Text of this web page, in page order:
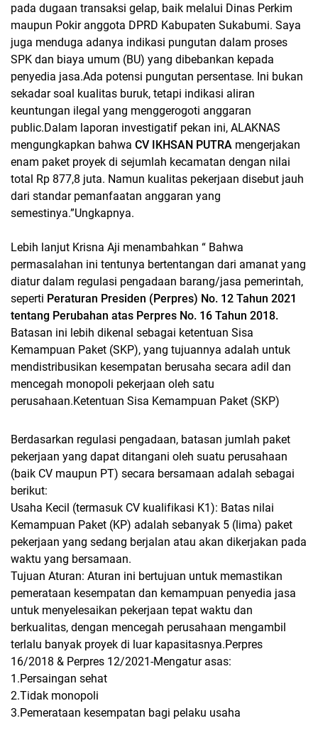
pada dugaan transaksi gelap, baik melalui Dinas Perkim
maupun Pokir anggota DPRD Kabupaten Sukabumi. Saya
juga menduga adanya indikasi pungutan dalam proses
SPK dan biaya umum (BU) yang dibebankan kepada
penyedia jasa.Ada potensi pungutan persentase. Ini bukan
sekadar soal kualitas buruk, tetapi indikasi aliran
keuntungan ilegal yang menggerogoti anggaran
public.Dalam laporan investigatif pekan ini, ALAKNAS
mengungkapkan bahwa CV IKHSAN PUTRA mengerjakan
enam paket proyek di sejumlah kecamatan dengan nilai
total Rp 877,8 juta. Namun kualitas pekerjaan disebut jauh
dari standar pemanfaatan anggaran yang
semestinya.”Ungkapnya.
Lebih lanjut Krisna Aji menambahkan “ Bahwa
permasalahan ini tentunya bertentangan dari amanat yang
diatur dalam regulasi pengadaan barang/jasa pemerintah,
seperti Peraturan Presiden (Perpres) No. 12 Tahun 2021
tentang Perubahan atas Perpres No. 16 Tahun 2018.
Batasan ini lebih dikenal sebagai ketentuan Sisa
Kemampuan Paket (SKP), yang tujuannya adalah untuk
mendistribusikan kesempatan berusaha secara adil dan
mencegah monopoli pekerjaan oleh satu
perusahaan.Ketentuan Sisa Kemampuan Paket (SKP)
Berdasarkan regulasi pengadaan, batasan jumlah paket
pekerjaan yang dapat ditangani oleh suatu perusahaan
(baik CV maupun PT) secara bersamaan adalah sebagai
berikut:
Usaha Kecil (termasuk CV kualifikasi K1): Batas nilai
Kemampuan Paket (KP) adalah sebanyak 5 (lima) paket
pekerjaan yang sedang berjalan atau akan dikerjakan pada
waktu yang bersamaan.
Tujuan Aturan: Aturan ini bertujuan untuk memastikan
pemerataan kesempatan dan kemampuan penyedia jasa
untuk menyelesaikan pekerjaan tepat waktu dan
berkualitas, dengan mencegah perusahaan mengambil
terlalu banyak proyek di luar kapasitasnya.Perpres
16/2018 & Perpres 12/2021-Mengatur asas:
1.Persaingan sehat
2.Tidak monopoli
3.Pemerataan kesempatan bagi pelaku usaha